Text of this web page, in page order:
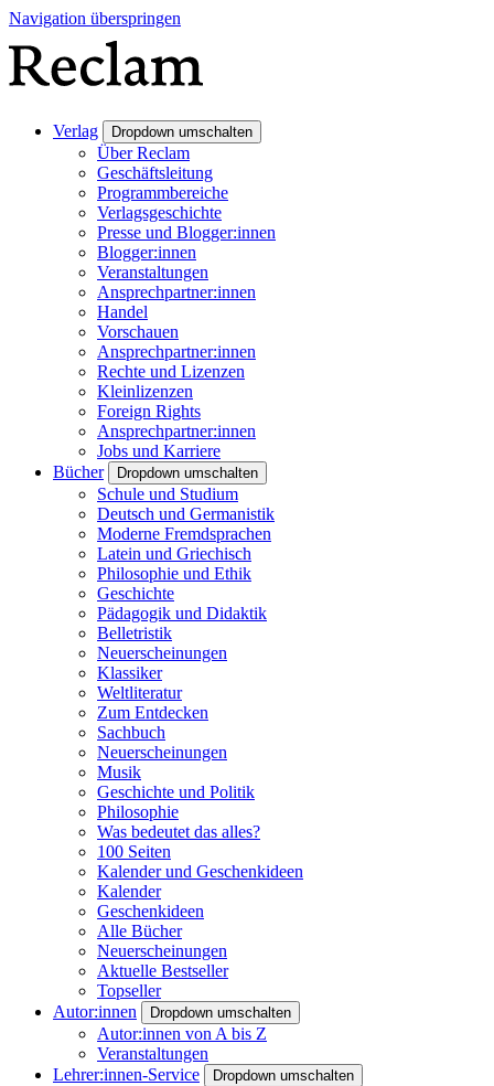
Navigation überspringen
Verlag Dropdown umschalten
Über Reclam
Geschäftsleitung
Programmbereiche
Verlagsgeschichte
Presse und Blogger:innen
Blogger:innen
Veranstaltungen
Ansprechpartner:innen
Handel
Vorschauen
Ansprechpartner:innen
Rechte und Lizenzen
Kleinlizenzen
Foreign Rights
Ansprechpartner:innen
Jobs und Karriere
Bücher
Dropdown umschalten
Schule und Studium
Deutsch und Germanistik
Moderne Fremdsprachen
Latein und Griechisch
Philosophie und Ethik
Geschichte
Pädagogik und Didaktik
Belletristik
Neuerscheinungen
Klassiker
Weltliteratur
Zum Entdecken
Sachbuch
Neuerscheinungen
Musik
Geschichte und Politik
Philosophie
Was bedeutet das alles?
100 Seiten
Kalender und Geschenkideen
Kalender
Geschenkideen
Alle Bücher
Neuerscheinungen
Aktuelle Bestseller
Topseller
Autor:innen
Dropdown umschalten
Autor:innen von A bis Z
Veranstaltungen
Lehrer:innen-Service
Dropdown umschalten